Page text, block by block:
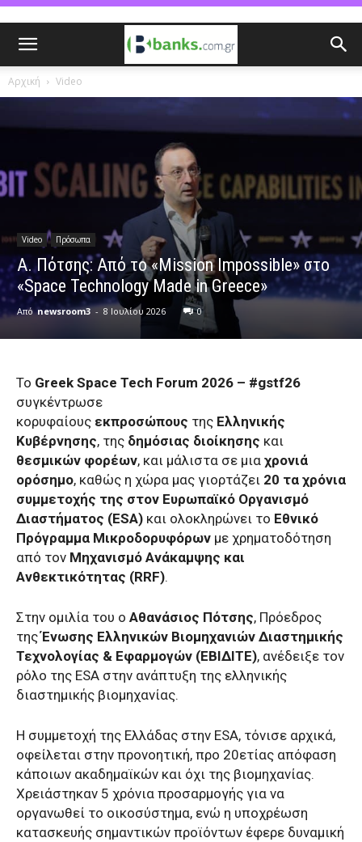
Αρχική Video
Video Πρόσωπα
Α. Πότσης: Από το «Μission Impossible» στο
«Space Technology Made in Greece»
Από newsroom3 - 8 Ιουλίου 2026 0
Το Greek Space Tech Forum 2026 – #gstf26
συγκέντρωσε
κορυφαίους εκπροσώπους της Ελληνικής
Κυβέρνησης, της δημόσιας διοίκησης και
θεσμικών φορέων, και μάλιστα σε μια χρονιά
ορόσημο, καθώς η χώρα μας γιορτάζει 20 τα χρόνια
συμμετοχής της στον Ευρωπαϊκό Οργανισμό
Διαστήματος (ESA) και ολοκληρώνει το Εθνικό
Πρόγραμμα Μικροδορυφόρων με χρηματοδότηση
από τον Μηχανισμό Ανάκαμψης και
Ανθεκτικότητας (RRF).
Στην ομιλία του ο Αθανάσιος Πότσης, Πρόεδρος
τηςΈνωσης Ελληνικών Βιομηχανιών Διαστημικής
Τεχνολογίας & Εφαρμογών (ΕΒΙΔΙΤΕ), ανέδειξε τον
ρόλο της ESA στην ανάπτυξη της ελληνικής
διαστημικής βιομηχανίας.
Η συμμετοχή της Ελλάδας στην ΕSA, τόνισε αρχικά,
οφείλεται στην προνοητική, προ 20ετίας απόφαση
κάποιων ακαδημαϊκών και όχι της βιομηχανίας.
Χρειάστηκαν 5 χρόνια προσαρμογής για να
οργανωθεί το οικοσύστημα, ενώ η υποχρέωση
κατασκευής σημαντικών προϊόντων έφερε δυναμική